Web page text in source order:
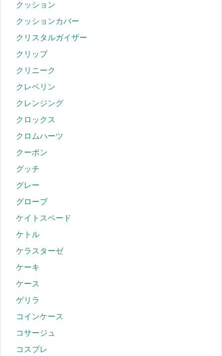
クッション
クッションカバー
クリスタルガイザー
クリップ
クリニーク
クレベリン
クレンジング
クロックス
クロムハーツ
クーポン
グッチ
グレー
グローブ
ケイトスペード
ケトル
ケラスターゼ
ケーキ
ケース
ゲリラ
コインケース
コサージュ
コスプレ